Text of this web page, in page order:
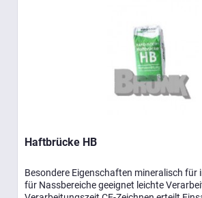
Haftbrücke HB
Besondere Eigenschaften mineralisch für
für Nassbereiche geeignet leichte